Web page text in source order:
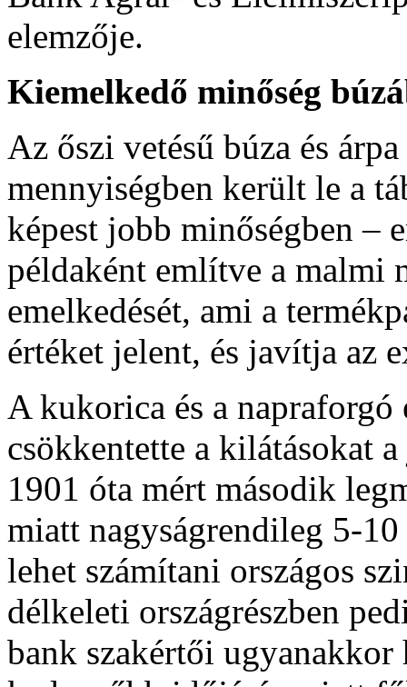
elemzője.
Kiemelkedő minőség
Az őszi vetésű búza és
mennyiségben került le a
képest jobb minőségben –
példaként említve a malmi
emelkedését, ami a
értéket jelent, és javítja az
A kukorica és a napraforgó
csökkentette a kilátásokat
1901 óta mért második
miatt nagyságrendileg 5-10
lehet számítani országos
délkeleti országrészben
bank szakértői